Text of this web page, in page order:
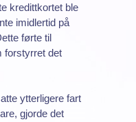
kredittkortet ble
imidlertid på
førte til
forstyrret det
ytterligere fart
gjorde det